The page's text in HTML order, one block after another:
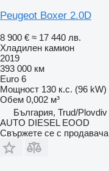
Peugeot Boxer 2.0D
8 900 € ≈ 17 440 лв.
Хладилен камион
2019
393 000 км
Euro 6
Мощност 130 к.с. (96 kW)
Обем 0,002 м³
България, Trud/Plovdiv
AUTO DIESEL EOOD
Свържете се с продавача